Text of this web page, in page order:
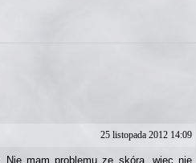
25 listopada 2012 14:09
Nie mam problemu ze skórą, więc nie